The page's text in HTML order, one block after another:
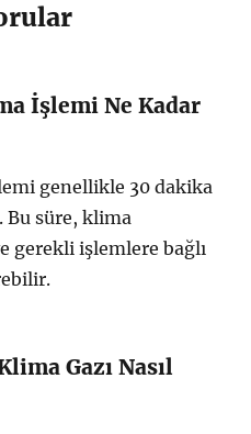
İşlemi Ne Kadar
genellikle 30 dakika
Bu süre, klima
gerekli işlemlere bağlı
Gazı Nasıl